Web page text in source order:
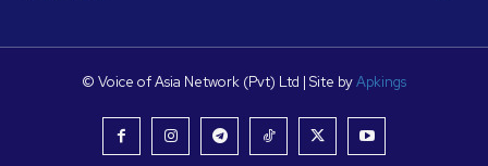
© Voice of Asia Network (Pvt) Ltd | Site byApkings